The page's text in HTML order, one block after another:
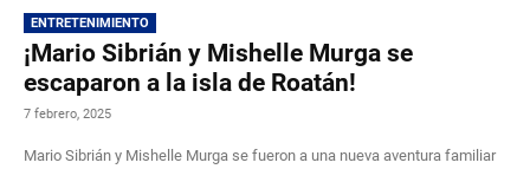
ENTRETENIMIENTO
¡Mario Sibrián y Mishelle Murga se
escaparon a la isla de Roatán!
7 febrero, 2025
Mario Sibrián y Mishelle Murga se fueron a una nueva aventura familiar